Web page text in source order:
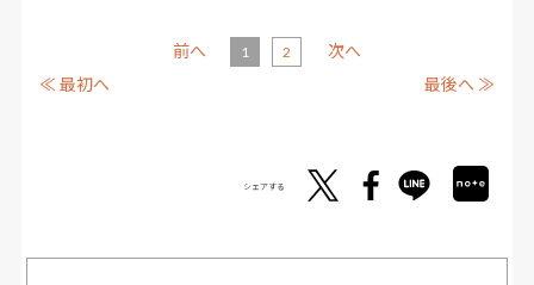
≪ 最初へ
前へ 1 2
次へ
最後へ ≫
シェアする